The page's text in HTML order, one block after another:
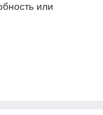
или